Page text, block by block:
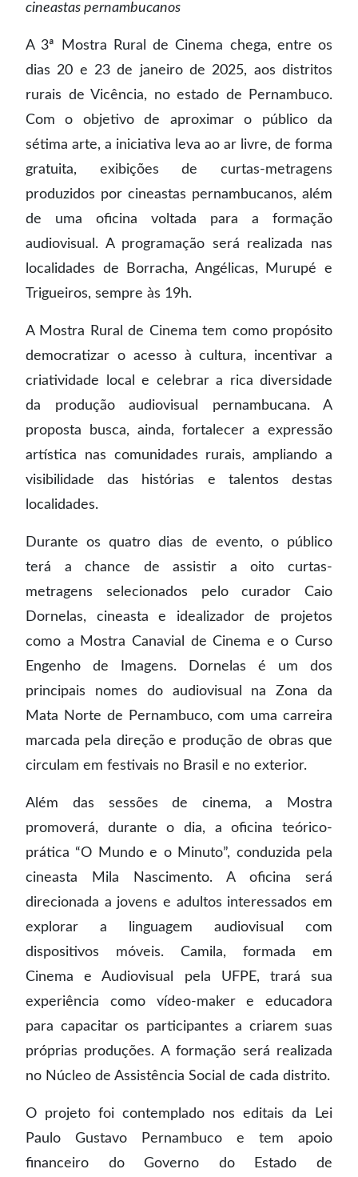
cineastas pernambucanos
A 3ª Mostra Rural de Cinema chega, entre os
dias 20 e 23 de janeiro de 2025, aos distritos
rurais de Vicência, no estado de Pernambuco.
Com o objetivo de aproximar o público da
sétima arte, a iniciativa leva ao ar livre, de forma
gratuita, exibições de curtas-metragens
produzidos por cineastas pernambucanos, além
de uma oficina voltada para a formação
audiovisual. A programação será realizada nas
localidades de Borracha, Angélicas, Murupé e
Trigueiros, sempre às 19h.
A Mostra Rural de Cinema tem como propósito
democratizar o acesso à cultura, incentivar a
criatividade local e celebrar a rica diversidade
da produção audiovisual pernambucana. A
proposta busca, ainda, fortalecer a expressão
artística nas comunidades rurais, ampliando a
visibilidade das histórias e talentos destas
localidades.
Durante os quatro dias de evento, o público
terá a chance de assistir a oito curtas-
metragens selecionados pelo curador Caio
Dornelas, cineasta e idealizador de projetos
como a Mostra Canavial de Cinema e o Curso
Engenho de Imagens. Dornelas é um dos
principais nomes do audiovisual na Zona da
Mata Norte de Pernambuco, com uma carreira
marcada pela direção e produção de obras que
circulam em festivais no Brasil e no exterior.
Além das sessões de cinema, a Mostra
promoverá, durante o dia, a oficina teórico-
prática “O Mundo e o Minuto”, conduzida pela
cineasta Mila Nascimento. A oficina será
direcionada a jovens e adultos interessados em
explorar a linguagem audiovisual com
dispositivos móveis. Camila, formada em
Cinema e Audiovisual pela UFPE, trará sua
experiência como vídeo-maker e educadora
para capacitar os participantes a criarem suas
próprias produções. A formação será realizada
no Núcleo de Assistência Social de cada distrito.
O projeto foi contemplado nos editais da Lei
Paulo Gustavo Pernambuco e tem apoio
financeiro do Governo do Estado de